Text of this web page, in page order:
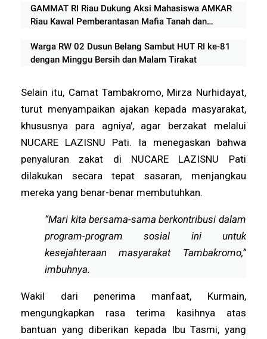
GAMMAT RI Riau Dukung Aksi Mahasiswa AMKAR
Riau Kawal Pemberantasan Mafia Tanah dan
Warga RW 02 Dusun Belang Sambut HUT RI ke-81
dengan Minggu Bersih dan Malam Tirakat
Selain itu, Camat Tambakromo, Mirza Nurhidayat,
turut menyampaikan ajakan kepada masyarakat,
khususnya para agniya', agar berzakat melalui
NUCARE LAZISNU Pati. Ia menegaskan bahwa
penyaluran zakat di NUCARE LAZISNU Pati
dilakukan secara tepat sasaran, menjangkau
mereka yang benar-benar membutuhkan.
“Mari kita bersama-sama berkontribusi dalam
program-program sosial ini untuk
kesejahteraan masyarakat Tambakromo,”
imbuhnya.
Wakil dari penerima manfaat, Kurmain,
mengungkapkan rasa terima kasihnya atas
bantuan yang diberikan kepada Ibu Tasmi, yang